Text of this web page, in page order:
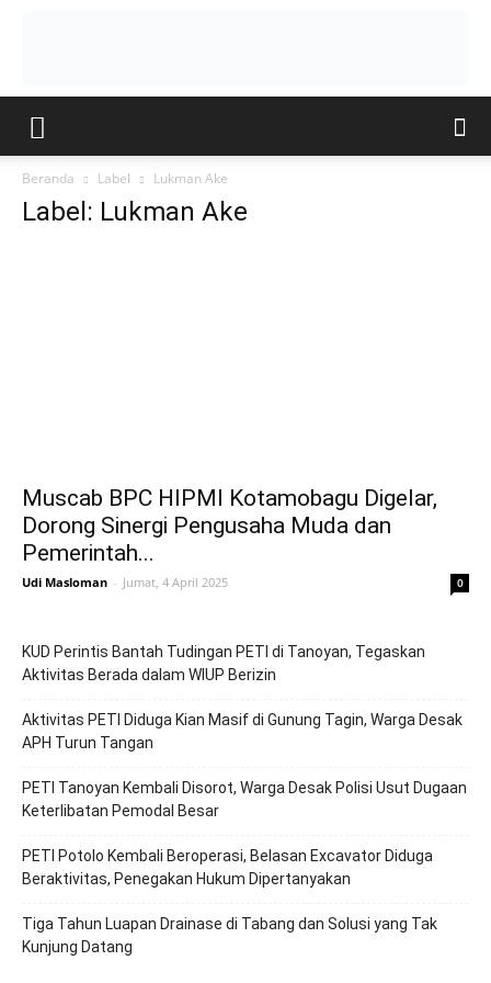
Beranda Label Lukman Ake
Label: Lukman Ake
Muscab BPC HIPMI Kotamobagu Digelar,
Dorong Sinergi Pengusaha Muda dan
Pemerintah...
Udi Masloman - Jumat, 4 April 2025 0
KUD Perintis Bantah Tudingan PETI di Tanoyan, Tegaskan
Aktivitas Berada dalam WIUP Berizin
Aktivitas PETI Diduga Kian Masif di Gunung Tagin, Warga Desak
APH Turun Tangan
PETI Tanoyan Kembali Disorot, Warga Desak Polisi Usut Dugaan
Keterlibatan Pemodal Besar
PETI Potolo Kembali Beroperasi, Belasan Excavator Diduga
Beraktivitas, Penegakan Hukum Dipertanyakan
Tiga Tahun Luapan Drainase di Tabang dan Solusi yang Tak
Kunjung Datang